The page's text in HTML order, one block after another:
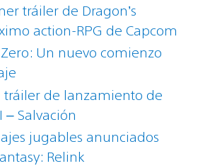
tráiler de Dragon’s
action-RPG de Capcom
Un nuevo comienzo
tráiler de lanzamiento de
– Salvación
jugables anunciados
Relink